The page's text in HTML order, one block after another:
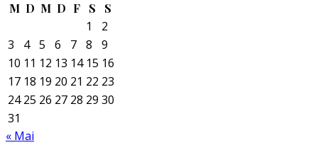
M D M D F S S
1
2
3
4 5 6 7 8
9
10 11 12 13 14 15 16
17 18 19 20 21 22 23
24 25 26 27 28 29 30
31
« Mai